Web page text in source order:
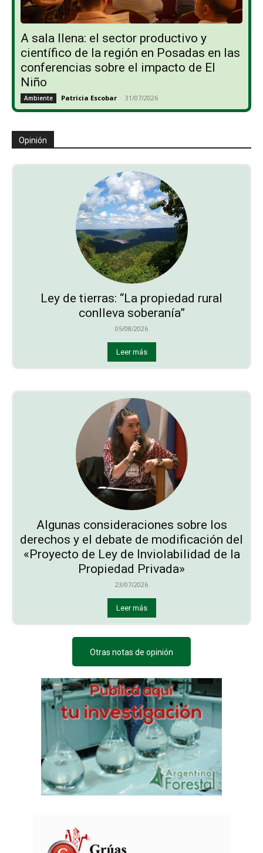
A sala llena: el sector productivo y
científico de la región en Posadas en las
conferencias sobre el impacto de El
Niño
Ambiente Patricia Escobar - 31/07/2026
Opinión
Ley de tierras: “La propiedad rural
conlleva soberanía”
05/08/2026
Leer más
Algunas consideraciones sobre los
derechos y el debate de modificación del
«Proyecto de Ley de Inviolabilidad de la
Propiedad Privada»
23/07/2026
Leer más
Otras notas de opinión